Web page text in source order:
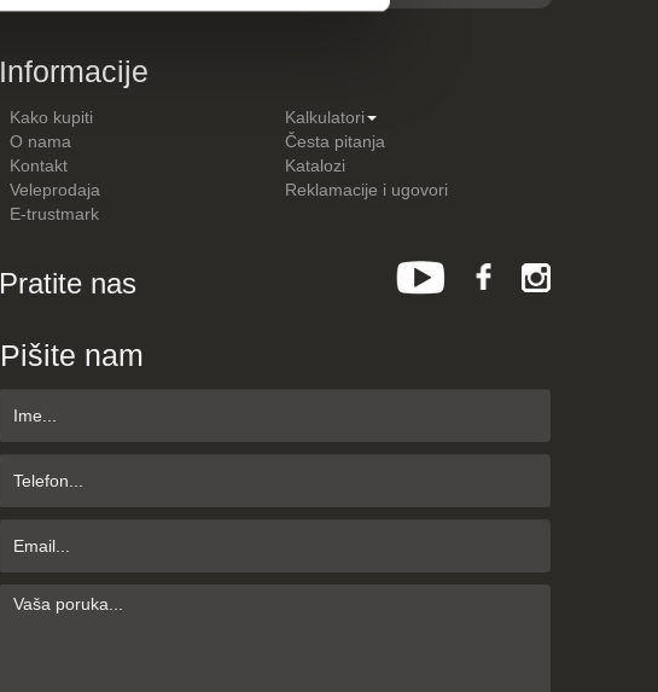
Informacije
Kako kupiti
Kalkulatori
O nama
Česta pitanja
Kontakt
Katalozi
Veleprodaja
Reklamacije i ugovori
E-trustmark
Pratite nas
Pišite nam